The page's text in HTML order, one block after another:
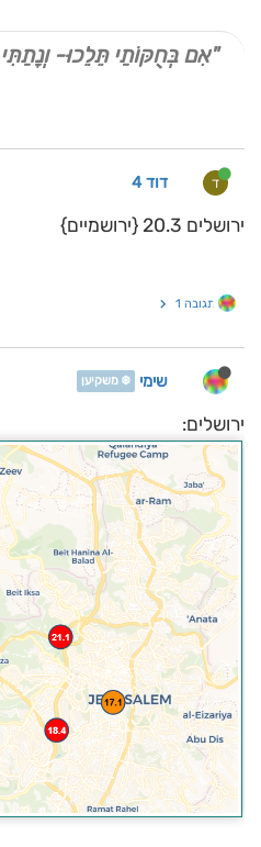
"אִם בְּחֻקּוֹתַי תֵּלֵכוּ-
ד דוד 4
ירושלים 20.3 {ירושמיים}
תגובה 1
שימי ❄️ משקיען
ירושלים: